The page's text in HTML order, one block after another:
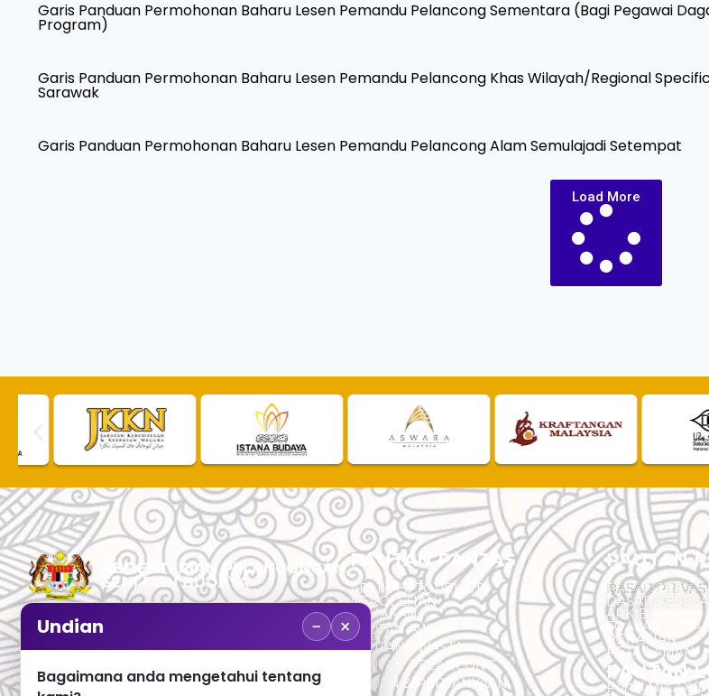
Garis Panduan Permohonan Baharu Lesen Pemandu Pelancong Sementara (Bagi Pegawai
Program)
Garis Panduan Permohonan Baharu Lesen Pemandu Pelancong Khas Wilayah/Regional
Sarawak
Garis Panduan Permohonan Baharu Lesen Pemandu Pelancong Alam Semulajadi Setempat
Load More
No. 2, Menara 1, Jalan P5/6, Presint 5,
+603 8000 8000
PAUTAN PANTAS
APLIKASI TOURLIST
PEROLEHAN
SEMAKAN
PAUTAN AWAM
PAUTAN SWASTA
PAUTAN PELANCONG
ADUAN & PERTANYAAN
PAUTAN
DASAR
DASAR
ARKIB
SOALAN -
PENAFIAN
PETA LAMAN
PAUTAN
Portal
Undian − ×
Bagaimana anda mengetahui tentang